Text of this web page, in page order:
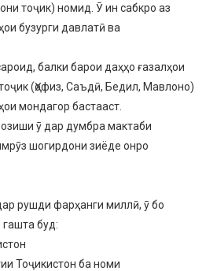
тоҷик) номид. Ӯ ин сабкро аз
бузурги давлатӣ ва
балки барои даҳҳо ғазалҳои
(Ҳофиз, Саъдӣ, Бедил, Мавлоно)
мондагор бастааст.
ӯ дар думбра мактаби
шогирдони зиёде онро
рушди фарҳанги миллӣ, ӯ бо
буд:
Тоҷикистон ба номи